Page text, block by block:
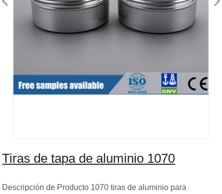
Tiras de tapa de aluminio 1070
Descripción de Producto 1070 tiras de aluminio para